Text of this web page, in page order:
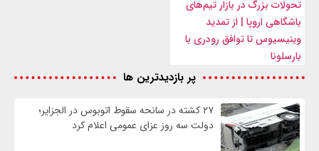
تحولات بزرگ در بازار تیم‌های
باشگاهی اروپا | از تمدید
وینیسیوس تا توافق رودری با
بارسلونا
پر بازدیدترین ها
۲۷ کشته در سانحه سقوط اتوبوس در الجزایر؛
دولت سه روز عزای عمومی اعلام کرد